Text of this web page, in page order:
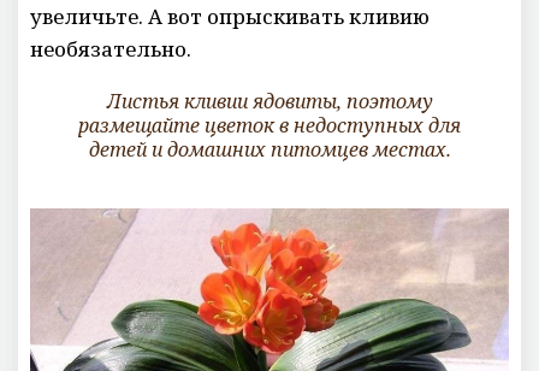
увеличьте. А вот опрыскивать кливию
необязательно.
Листья кливии ядовиты, поэтому
размещайте цветок в недоступных для
детей и домашних питомцев местах.